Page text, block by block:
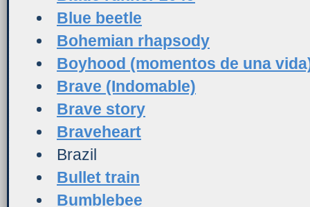
Blue beetle
Bohemian rhapsody
Boyhood (momentos de una
Brave (Indomable)
Brave story
Braveheart
Brazil
Bullet train
Bumblebee